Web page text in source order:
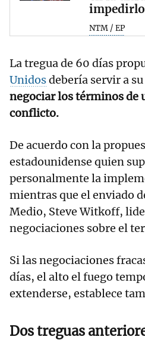
impedirlo
NTM / EP
La tregua de 60 días
Unidosdebería servir a
negociar los términos
conflicto.
De acuerdo con la
estadounidense quien
personalmente la
mientras que el enviado
Medio, Steve Witkoff,
negociaciones sobre el
Si las negociaciones
días, el alto el fuego
extenderse, establece
Dos treguas